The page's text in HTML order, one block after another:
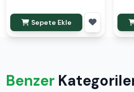
Sepete Ekle
Benzer